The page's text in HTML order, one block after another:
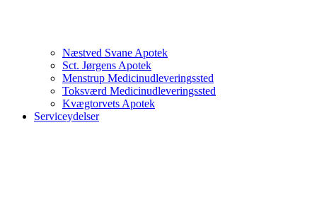
Næstved Svane Apotek
Sct. Jørgens Apotek
Menstrup Medicinudleveringssted
Toksværd Medicinudleveringssted
Kvægtorvets Apotek
Serviceydelser